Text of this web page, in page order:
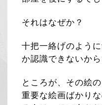
それはなぜか？
十把一絡げのよう
か認識できないから
ところが、その絵
重要な絵画ばかり